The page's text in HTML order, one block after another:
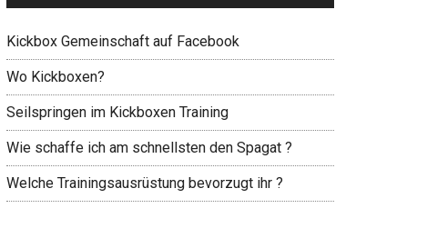
Kickbox Gemeinschaft auf Facebook
Wo Kickboxen?
Seilspringen im Kickboxen Training
Wie schaffe ich am schnellsten den Spagat ?
Welche Trainingsausrüstung bevorzugt ihr ?